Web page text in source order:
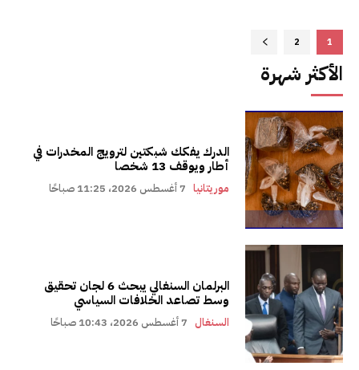
1
2
الأكثر شهرة
الدرك يفكك شبكتين لترويج المخدرات في
أطار ويوقف 13 شخصا
موريتانيا 7 أغسطس 2026، 11:25 صباحًا
البرلمان السنغالي يبحث 6 لجان تحقيق
وسط تصاعد الخلافات السياسي
السنغال 7 أغسطس 2026، 10:43 صباحًا